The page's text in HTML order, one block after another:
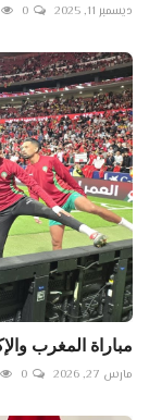
ديسمبر 11, 2025 0
مباراة المغرب
مارس 27, 2026 0